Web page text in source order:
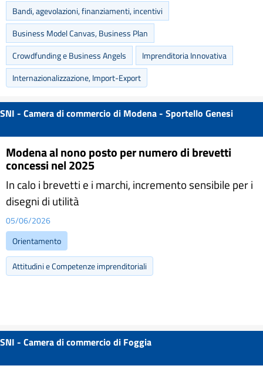
Bandi, agevolazioni, finanziamenti, incentivi
Business Model Canvas, Business Plan
Crowdfunding e Business Angels
Imprenditoria Innovativa
Internazionalizzazione, Import-Export
SNI - Camera di commercio di Modena - Sportello Genesi
Modena al nono posto per numero di brevetti
concessi nel 2025
In calo i brevetti e i marchi, incremento sensibile per i
disegni di utilità
05/06/2026
Orientamento
Attitudini e Competenze imprenditoriali
SNI - Camera di commercio di Foggia